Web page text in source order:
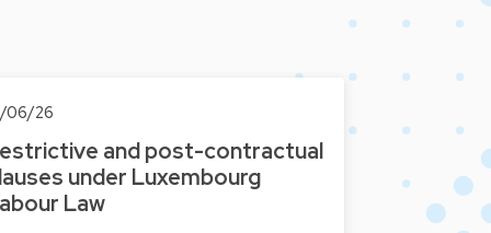
06/26
and post-contractual
under Luxembourg
Law